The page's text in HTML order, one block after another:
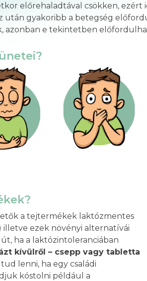
előrehaladtával csökken,
után gyakoribb a betegség
azonban e tekintetben
a tejtermékek laktózmentes
ezek növényi alternatívái
ha a laktózintoleranciában
kívülről – csepp vagy tabletta
lenni, ha egy családi
kóstolni például a